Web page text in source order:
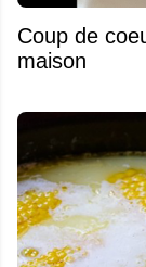
Coup de
maison